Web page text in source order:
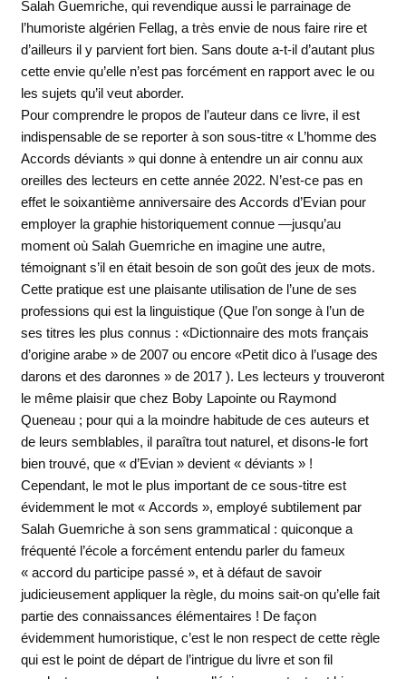
Salah Guemriche, qui revendique aussi le parrainage de
l’humoriste algérien Fellag, a très envie de nous faire rire et
d’ailleurs il y parvient fort bien. Sans doute a-t-il d’autant plus
cette envie qu’elle n’est pas forcément en rapport avec le ou
les sujets qu’il veut aborder.
Pour comprendre le propos de l’auteur dans ce livre, il est
indispensable de se reporter à son sous-titre « L’homme des
Accords déviants » qui donne à entendre un air connu aux
oreilles des lecteurs en cette année 2022. N’est-ce pas en
effet le soixantième anniversaire des Accords d’Evian pour
employer la graphie historiquement connue —jusqu’au
moment où Salah Guemriche en imagine une autre,
témoignant s’il en était besoin de son goût des jeux de mots.
Cette pratique est une plaisante utilisation de l’une de ses
professions qui est la linguistique (Que l’on songe à l’un de
ses titres les plus connus : «Dictionnaire des mots français
d’origine arabe » de 2007 ou encore «Petit dico à l’usage des
darons et des daronnes » de 2017 ). Les lecteurs y trouveront
le même plaisir que chez Boby Lapointe ou Raymond
Queneau ; pour qui a la moindre habitude de ces auteurs et
de leurs semblables, il paraîtra tout naturel, et disons-le fort
bien trouvé, que « d’Evian » devient « déviants » !
Cependant, le mot le plus important de ce sous-titre est
évidemment le mot « Accords », employé subtilement par
Salah Guemriche à son sens grammatical : quiconque a
fréquenté l’école a forcément entendu parler du fameux
« accord du participe passé », et à défaut de savoir
judicieusement appliquer la règle, du moins sait-on qu’elle fait
partie des connaissances élémentaires ! De façon
évidemment humoristique, c’est le non respect de cette règle
qui est le point de départ de l’intrigue du livre et son fil